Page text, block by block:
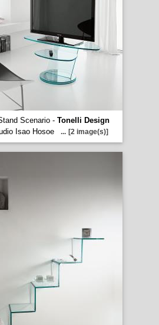
Scenario - Tonelli Design
Isao Hosoe
... [2 image(s)]